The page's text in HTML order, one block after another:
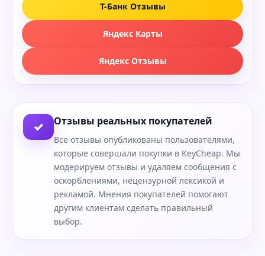
Т-Банк Отзывы
Яндекс Карты
Яндекс Отзывы
✓ Отзывы реальных покупателей
Все отзывы опубликованы пользователями,
которые совершали покупки в KeyCheap. Мы
модерируем отзывы и удаляем сообщения с
оскорблениями, нецензурной лексикой и
рекламой. Мнения покупателей помогают
другим клиентам сделать правильный
выбор.